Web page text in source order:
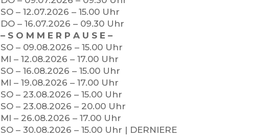
SO – 12.07.2026 – 15.00 Uhr
DO – 16.07.2026 – 09.30 Uhr
– S O M M E R P A U S E –
SO – 09.08.2026 – 15.00 Uhr
MI – 12.08.2026 – 17.00 Uhr
SO – 16.08.2026 – 15.00 Uhr
MI – 19.08.2026 – 17.00 Uhr
SO – 23.08.2026 – 15.00 Uhr
SO – 23.08.2026 – 20.00 Uhr
MI – 26.08.2026 – 17.00 Uhr
SO – 30.08.2026 – 15.00 Uhr | DERNIERE